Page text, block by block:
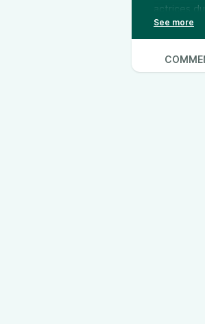
actrices
dans notre
L'interview
Pascal
(Centres